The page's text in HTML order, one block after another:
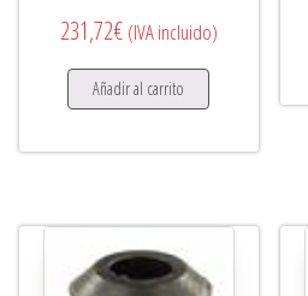
231,72€ (IVA incluido)
Añadir al carrito